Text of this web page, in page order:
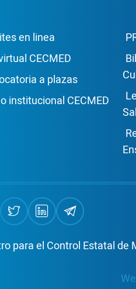
Footer1
en linea
CECMED
a plazas
institucional CECMED
para el Control Estatal